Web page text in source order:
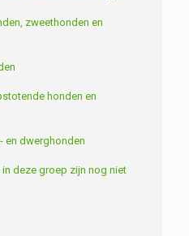
zweethonden en
honden en
en dwerghonden
deze groep zijn nog niet